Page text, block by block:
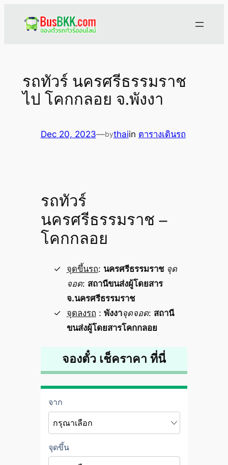
รถทัวร์ นครศรีธรรมราช
ไป โคกกลอย จ.พังงา
Dec 20, 2023—bythaiin ตารางเดินรถ
รถทัวร์
นครศรีธรรมราช –
โคกกลอย
จุดขึ้นรถ: นครศรีธรรมราช จุด
จอด: สถานีขนส่งผู้โดยสาร
จ.นครศรีธรรมราช
จุดลงรถ : พังงาจุดจอด: สถานี
ขนส่งผู้โดยสารโคกกลอย
จองตั๋ว เช็คราคา ที่นี่